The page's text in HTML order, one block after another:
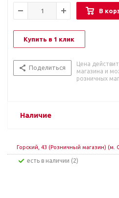
В
Купить в 1 клик
Поделиться
Цена
магазина и
розничных
Наличие
Горский, 43 (Розничный магазин) (м.
Есть в наличии (2)